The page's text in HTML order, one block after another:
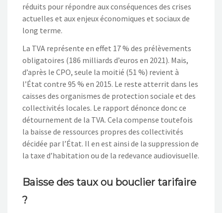
réduits pour répondre aux conséquences des crises
actuelles et aux enjeux économiques et sociaux de
long terme.
La TVA représente en effet 17% des prélèvements
obligatoires (186 milliards d’euros en 2021). Mais,
d’après le CPO, seule la moitié (51 %) revient à
l’État contre 95 % en 2015. Le reste atterrit dans les
caisses des organismes de protection sociale et des
collectivités locales. Le rapport dénonce doncce
détournement de la TVA. Cela compense toutefois
la baisse de ressources propres des collectivités
décidée par l’État. Il en est ainsi de la suppression de
la taxe d’habitation ou de la redevance audiovisuelle.
Baisse des taux ou bouclier tarifaire
?